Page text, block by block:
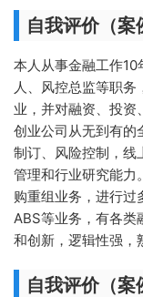
自我评价（案
本人从事金融工作
人、风控总监等职
业，并对融资、投资
创业公司从无到有的
制订、风险控制，线
管理和行业研究能力
购重组业务，进行过
ABS等业务，有各类
和创新，逻辑性强，
自我评价（案